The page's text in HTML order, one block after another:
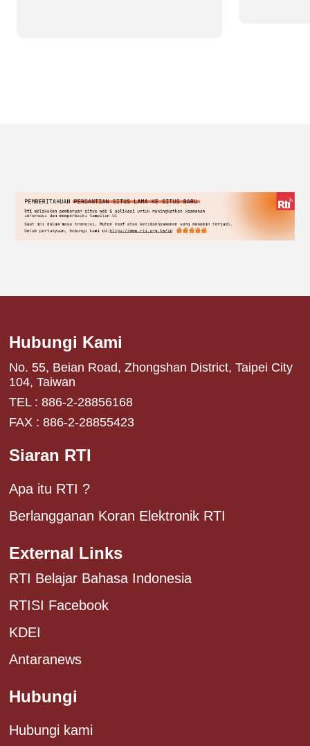
Hubungi Kami
No. 55, Beian Road, Zhongshan District, Taipei City
104, Taiwan
TEL : 886-2-28856168
FAX : 886-2-28855423
Siaran RTI
Apa itu RTI ?
Berlangganan Koran Elektronik RTI
External Links
RTI Belajar Bahasa Indonesia
RTISI Facebook
KDEI
Antaranews
Hubungi
Hubungi kami